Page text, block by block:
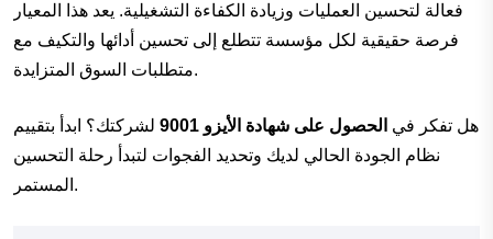
فعالة لتحسين العمليات وزيادة الكفاءة التشغيلية. يعد هذا المعيار
فرصة حقيقية لكل مؤسسة تتطلع إلى تحسين أدائها والتكيف مع
متطلبات السوق المتزايدة.
هل تفكر في الحصول على شهادة الأيزو 9001
لشركتك؟ ابدأ بتقييم
نظام الجودة الحالي لديك وتحديد الفجوات لتبدأ رحلة التحسين
المستمر.